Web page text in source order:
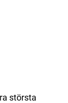
största